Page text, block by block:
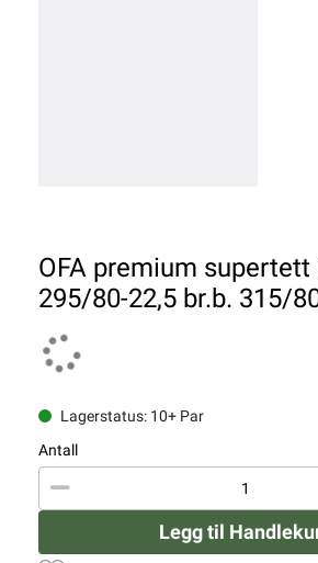
OFA premium supertett
295/80-22,5 br.b. 315/
Lagerstatus: 10+ Par
Antall
Legg til